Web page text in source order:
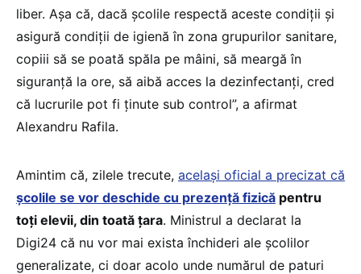
liber. Aşa că, dacă şcolile respectă aceste condiţii şi
asigură condiţii de igienă în zona grupurilor sanitare,
copiii să se poată spăla pe mâini, să meargă în
siguranţă la ore, să aibă acces la dezinfectanţi, cred
că lucrurile pot fi ţinute sub control”, a afirmat
Alexandru Rafila.
Amintim că, zilele trecute, același oficial a precizat că
școlile se vor deschide cu prezență fizică pentru
toți elevii, din toată țara. Ministrul a declarat la
Digi24 că nu vor mai exista închideri ale școlilor
generalizate, ci doar acolo unde numărul de paturi